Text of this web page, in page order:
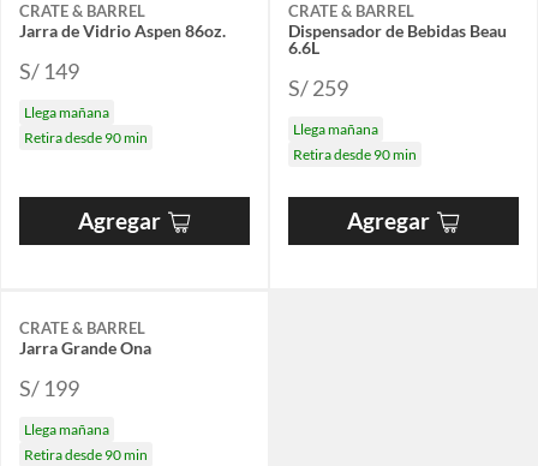
CRATE & BARREL
Jarra de Vidrio Aspen 86oz.
S/ 149
Llega mañana
Retira desde 90 min
Agregar
CRATE & BARREL
Dispensador de Bebidas Beau
6.6L
S/ 259
Llega mañana
Retira desde 90 min
Agregar
CRATE & BARREL
Jarra Grande Ona
S/ 199
Llega mañana
Retira desde 90 min